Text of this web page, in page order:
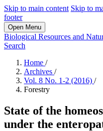
Skip to main content Skip to
footer
Open Menu
Biological Resources and
Search
Home /
Archives /
Vol. 8 No. 1-2 (2016) /
Forestry
State of the
under the